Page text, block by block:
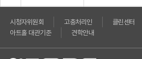
시청자위원회 고충처리인 클린센터
아트홀 대관기준
견학안내